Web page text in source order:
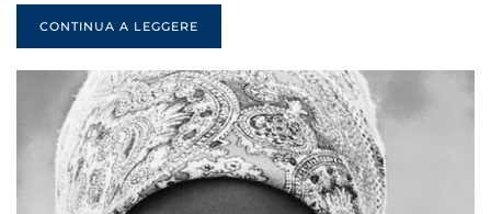
CONTINUA A LEGGERE